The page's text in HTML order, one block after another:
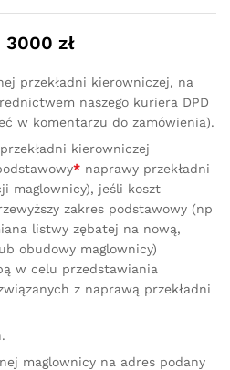
3000 zł
przekładni kierowniczej, na
naszego kuriera DPD
w komentarzu do zamówienia).
kierowniczej
* naprawy przekładni
maglownicy), jeśli koszt
zakres podstawowy (np
listwy zębatej na nową,
obudowy maglownicy)
w celu przedstawiania
z naprawą przekładni
maglownicy na adres podany